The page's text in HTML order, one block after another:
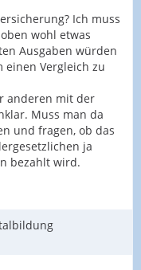
Ich muss
wohl etwas
Ausgaben würden
einen Vergleich zu
anderen mit der
Muss man da
und fragen, ob das
ja
bezahlt wird.